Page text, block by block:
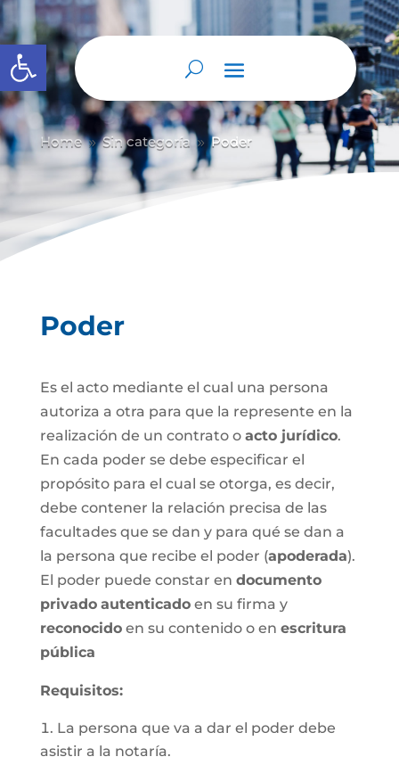
Abrir barra de herramientas
Home 9 Sin categoría 9 Poder
Poder
Es el acto mediante el cual una persona
autoriza a otra para que la represente en la
realización de un contrato o acto jurídico.
En cada poder se debe especificar el
propósito para el cual se otorga, es decir,
debe contener la relación precisa de las
facultades que se dan y para qué se dan a
la persona que recibe el poder (apoderada).
El poder puede constar en documento
privado autenticadoen su firma y
reconocidoen su contenido o en escritura
pública
Requisitos:
La persona que va a dar el poder debe
asistir a la notaría.